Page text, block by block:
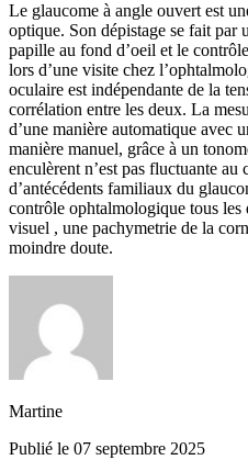
Le glaucome à angle ouvert est
optique. Son dépistage se fait par
papille au fond d’oeil et le
lors d’une visite chez
oculaire est indépendante de la
corrélation entre les deux. La
d’une manière automatique avec
manière manuel, grâce à un
enculèrent n’est pas fluctuante au
d’antécédents familiaux du
contrôle ophtalmologique tous les
visuel , une pachymetrie de la
moindre doute.
Martine
Publié le 07 septembre 2025